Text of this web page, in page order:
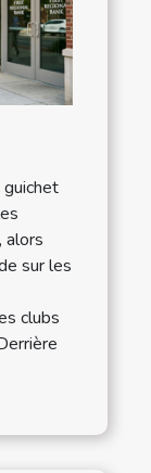
alors
sur les
clubs